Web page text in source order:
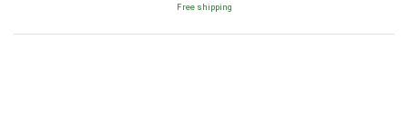
Free shipping